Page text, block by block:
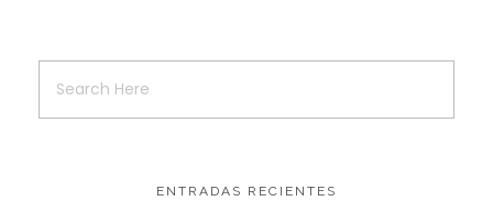
ENTRADAS RECIENTES